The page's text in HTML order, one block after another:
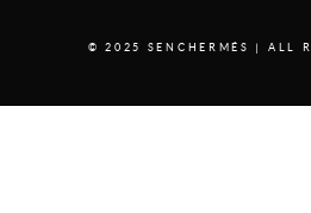
© 2025 SENCHERMÉS | ALL